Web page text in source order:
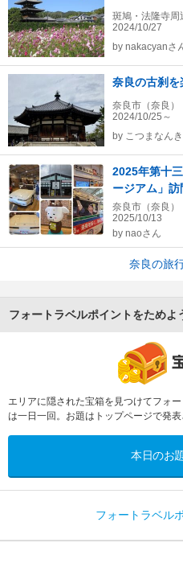
斑鳩・法隆寺周
2024/10/27
by nakacyanさ
奈良の古刹
奈良市（奈良）
2024/10/25～
by こつまなん
2025年第十
ージアム」訪
奈良市（奈良）
2025/10/13
by naoさん
奈良の旅
フォートラベルポイントをためよ
エリアに隠された宝箱を見つけてフォ
は一日一回。お題はトップページで発表
本日のお
フォートラベル